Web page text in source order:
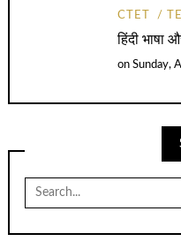
CTET
हिंदी भाषा
onSunday,
Search
for: